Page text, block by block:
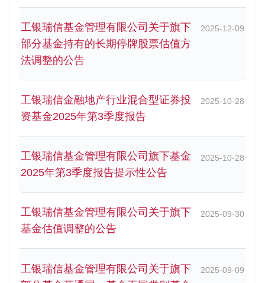
工银瑞信基金管理有限公司关于旗下
部分基金持有的长期停牌股票估值方
法调整的公告
2025-12-09
工银瑞信金融地产行业混合型证券投
资基金2025年第3季度报告
2025-10-28
工银瑞信基金管理有限公司旗下基金
2025年第3季度报告提示性公告
2025-10-28
工银瑞信基金管理有限公司关于旗下
基金估值调整的公告
2025-09-30
工银瑞信基金管理有限公司关于旗下
2025-09-09